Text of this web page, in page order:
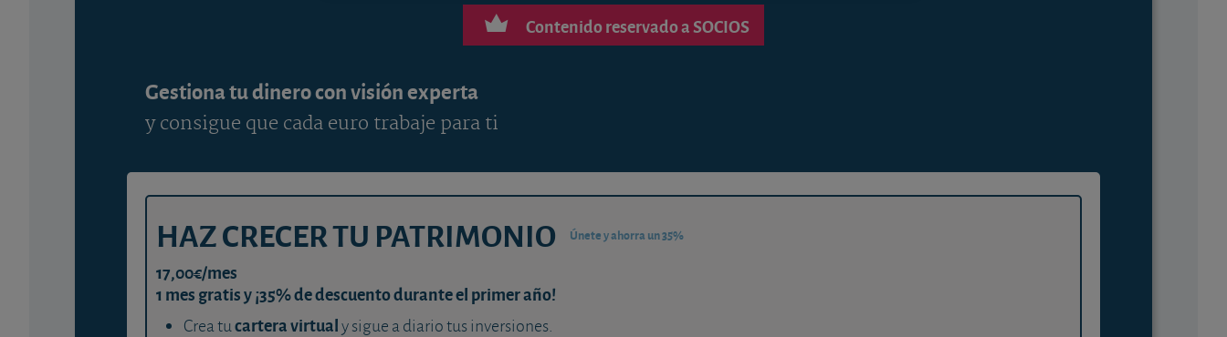
Contenido reservado a SOCIOS
Gestiona tu dinero con visión experta
y consigue que cada euro trabaje para ti
HAZ CRECER TU PATRIMONIO Únete y ahorra un 35%
17,00€/mes
1 mes gratis y ¡35% de descuento durante el primer año!
Crea tucartera virtualy sigue a diario tus inversiones.